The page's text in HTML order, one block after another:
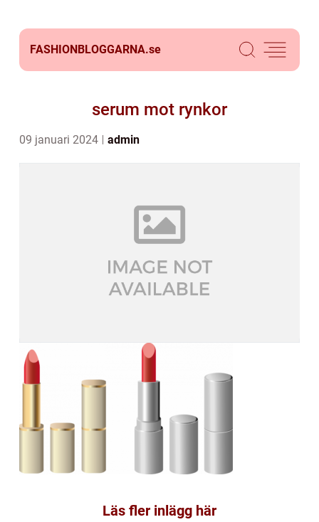
FASHIONBLOGGARNA.se
serum mot rynkor
09 januari 2024 admin
Läs fler inlägg här